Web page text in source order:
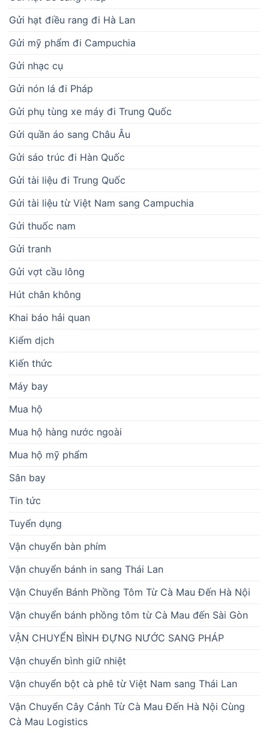
Gửi hạt điều rang đi Hà Lan
Gửi mỹ phẩm đi Campuchia
Gửi nhạc cụ
Gửi nón lá đi Pháp
Gửi phụ tùng xe máy đi Trung Quốc
Gửi quần áo sang Châu Âu
Gửi sáo trúc đi Hàn Quốc
Gửi tài liệu đi Trung Quốc
Gửi tài liệu từ Việt Nam sang Campuchia
Gửi thuốc nam
Gửi tranh
Gửi vợt cầu lông
Hút chân không
Khai báo hải quan
Kiểm dịch
Kiến thức
Máy bay
Mua hộ
Mua hộ hàng nước ngoài
Mua hộ mỹ phẩm
Sân bay
Tin tức
Tuyển dụng
Vận chuyển bàn phím
Vận chuyển bánh in sang Thái Lan
Vận Chuyển Bánh Phồng Tôm Từ Cà Mau Đến Hà Nội
Vận chuyển bánh phồng tôm từ Cà Mau đến Sài Gòn
VẬN CHUYỂN BÌNH ĐỰNG NƯỚC SANG PHÁP
Vận chuyển bình giữ nhiệt
Vận chuyển bột cà phê từ Việt Nam sang Thái Lan
Vận Chuyển Cây Cảnh Từ Cà Mau Đến Hà Nội Cùng
Cà Mau Logistics